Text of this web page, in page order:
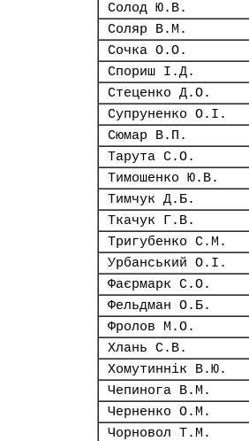
Солод Ю.В.
Соляр В.М.
Сочка О.О.
Спориш І.Д.
Стеценко Д.О.
Супруненко О.І.
Сюмар В.П.
Тарута С.О.
Тимошенко Ю.В.
Тимчук Д.Б.
Ткачук Г.В.
Тригубенко С.М.
Урбанський О.І.
Фаєрмарк С.О.
Фельдман О.Б.
Фролов М.О.
Хлань С.В.
Хомутиннік В.Ю.
Чепинога В.М.
Черненко О.М.
Чорновол Т.М.